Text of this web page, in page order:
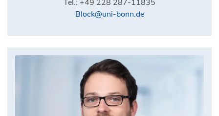
Tel.: +49 228 287-11835
Block@uni-bonn.de